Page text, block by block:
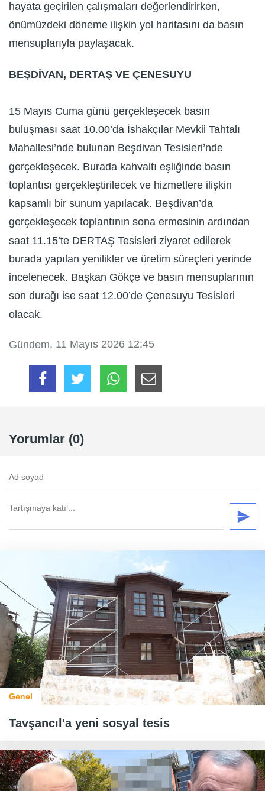
hayata geçirilen çalışmaları değerlendirirken,
önümüzdeki döneme ilişkin yol haritasını da basın
mensuplarıyla paylaşacak.
BEŞDİVAN, DERTAŞ VE ÇENESUYU
15 Mayıs Cuma günü gerçekleşecek basın
buluşması saat 10.00’da İshakçılar Mevkii Tahtalı
Mahallesi’nde bulunan Beşdivan Tesisleri’nde
gerçekleşecek. Burada kahvaltı eşliğinde basın
toplantısı gerçekleştirilecek ve hizmetlere ilişkin
kapsamlı bir sunum yapılacak. Beşdivan’da
gerçekleşecek toplantının sona ermesinin ardından
saat 11.15’te DERTAŞ Tesisleri ziyaret edilerek
burada yapılan yenilikler ve üretim süreçleri yerinde
incelenecek. Başkan Gökçe ve basın mensuplarının
son durağı ise saat 12.00’de Çenesuyu Tesisleri
olacak.
Gündem, 11 Mayıs 2026 12:45
Yorumlar (0)
Genel
Tavşancıl'a yeni sosyal tesis